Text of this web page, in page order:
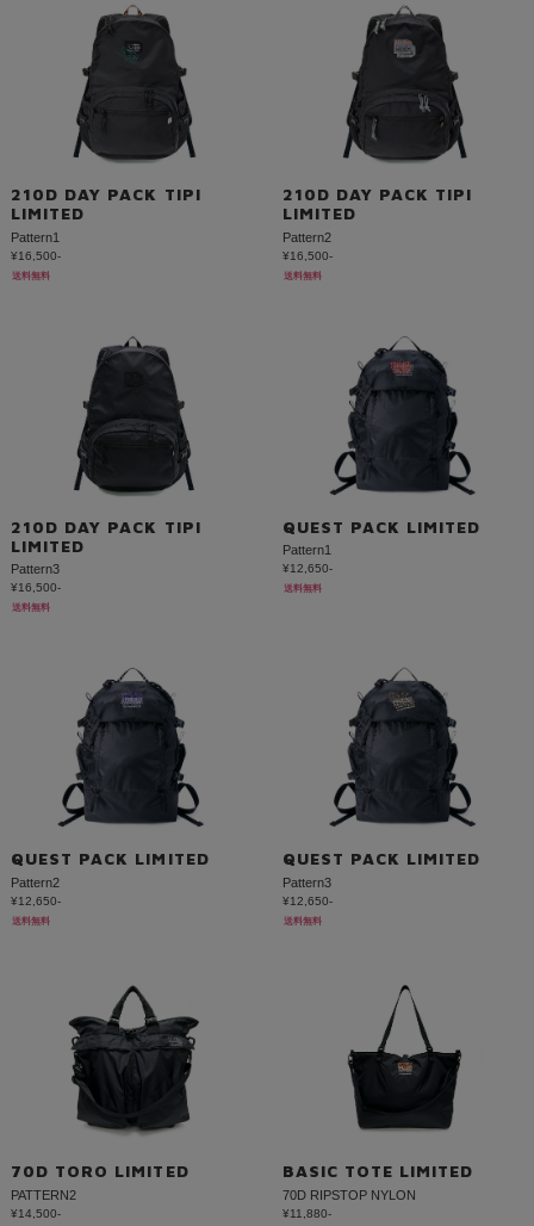
210D DAY PACK TIPI
LIMITED
Pattern1
¥16,500-
送料無料
210D DAY PACK TIPI
LIMITED
Pattern2
¥16,500-
送料無料
210D DAY PACK TIPI
LIMITED
Pattern3
¥16,500-
送料無料
QUEST PACK LIMITED
Pattern1
¥12,650-
送料無料
QUEST PACK LIMITED
Pattern2
¥12,650-
送料無料
QUEST PACK LIMITED
Pattern3
¥12,650-
送料無料
70D TORO LIMITED
PATTERN2
¥14,500-
BASIC TOTE LIMITED
70D RIPSTOP NYLON
¥11,880-